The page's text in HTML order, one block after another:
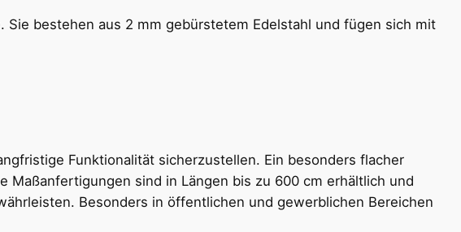
bestehen aus 2 mm gebürstetem Edelstahl und fügen sich mit
Funktionalität sicherzustellen. Ein besonders flacher
sind in Längen bis zu 600 cm erhältlich und
Besonders in öffentlichen und gewerblichen Bereichen